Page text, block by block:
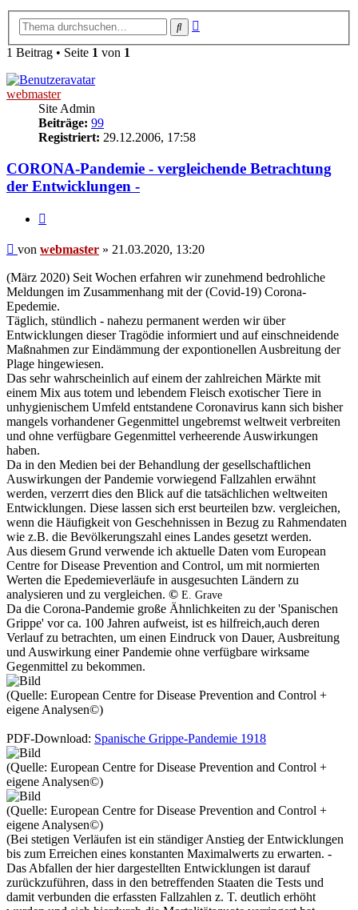
Suche
1 Beitrag • Seite 1 von 1
webmaster
Site Admin
Beiträge: 99
Registriert: 29.12.2006, 17:58
CORONA-Pandemie - vergleichende Betrachtung
der Entwicklungen -
Beitrag
von webmaster » 21.03.2020, 13:20
(März 2020) Seit Wochen erfahren wir zunehmend bedrohliche
Meldungen im Zusammenhang mit der (Covid-19) Corona-
Epedemie.
Täglich, stündlich - nahezu permanent werden wir über
Entwicklungen dieser Tragödie informiert und auf einschneidende
Maßnahmen zur Eindämmung der expontionellen Ausbreitung der
Plage hingewiesen.
Das sehr wahrscheinlich auf einem der zahlreichen Märkte mit
einem Mix aus totem und lebendem Fleisch exotischer Tiere in
unhygienischem Umfeld entstandene Coronavirus kann sich bisher
mangels vorhandener Gegenmittel ungebremst weltweit verbreiten
und ohne verfügbare Gegenmittel verheerende Auswirkungen
haben.
Da in den Medien bei der Behandlung der gesellschaftlichen
Auswirkungen der Pandemie vorwiegend Fallzahlen erwähnt
werden, verzerrt dies den Blick auf die tatsächlichen weltweiten
Entwicklungen. Diese lassen sich erst beurteilen bzw. vergleichen,
wenn die Häufigkeit von Geschehnissen in Bezug zu Rahmendaten
wie z.B. die Bevölkerungszahl eines Landes gesetzt werden.
Aus diesem Grund verwende ich aktuelle Daten vom European
Centre for Disease Prevention and Control, um mit normierten
Werten die Epedemieverläufe in ausgesuchten Ländern zu
analysieren und zu vergleichen. © E. Grave
Da die Corona-Pandemie große Ähnlichkeiten zu der 'Spanischen
Grippe' vor ca. 100 Jahren aufweist, ist es hilfreich,auch deren
Verlauf zu betrachten, um einen Eindruck von Dauer, Ausbreitung
und Auswirkung einer Pandemie ohne verfügbare wirksame
Gegenmittel zu bekommen.
(Quelle: European Centre for Disease Prevention and Control +
eigene Analysen©)
PDF-Download: Spanische Grippe-Pandemie 1918
(Quelle: European Centre for Disease Prevention and Control +
eigene Analysen©)
(Quelle: European Centre for Disease Prevention and Control +
eigene Analysen©)
(Bei stetigen Verläufen ist ein ständiger Anstieg der Entwicklungen
bis zum Erreichen eines konstanten Maximalwerts zu erwarten. -
Das Abfallen der hier dargestellten Entwicklungen ist darauf
zurückzuführen, dass in den betreffenden Staaten die Tests und
damit verbunden die erfassten Fallzahlen z. T. deutlich erhöht